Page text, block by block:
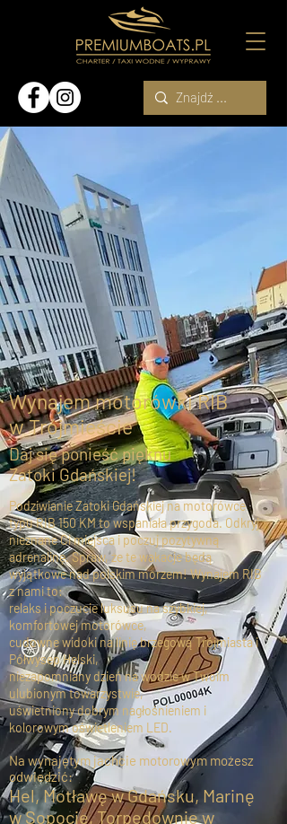
Wynajem motorówki RIB
w Trójmieście
Daj się ponieść pięknu
Zatoki Gdańskiej!
Podziwianie Zatoki Gdańskiej na motorówce
typu RIB 150 KM to wspaniała przygoda. Odkryj
nieznane Ci miejsca i poczuj pozytywną
adrenalinę. Spraw, że te wakacje będą
wyjątkowe nad polskim morzem! Wynajem RIB
z nami to:
relaks i poczucie luksusu na szybkiej,
komfortowej motorówce,
cudowne widoki na linię brzegową Trójmiasta i
Półwysep Helski,
niezapomniany dzień na wodzie w Twoim
ulubionym towarzystwie,
uświetniony dobrym nagłośnieniem i
kolorowym oświetleniem LED.
Na wynajętym jachcie motorowym możesz
odwiedzić:
Hel, Motławę w Gdańsku, Marinę
w Sopocie, Torpedownie w